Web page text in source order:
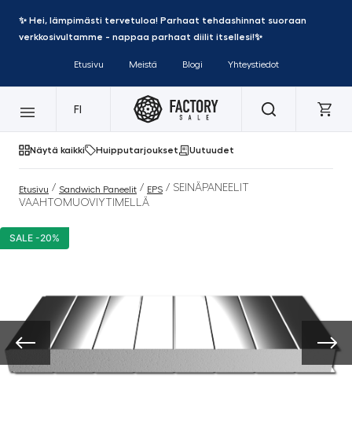
✨ Hei, lämpimästi tervetuloa! Parhaat tehdashinnat suoraan
verkkosivultamme - nappaa parhaat diilit itsellesi!✨
Etusivu Meistä Blogi Yhteystiedot
FI
Näytä kaikki Huipputarjoukset Uutuudet
Etusivu / Sandwich Paneelit / EPS / SEINÄPANEELIT
VAAHTOMUOVIYTIMELLÄ
SALE -20%